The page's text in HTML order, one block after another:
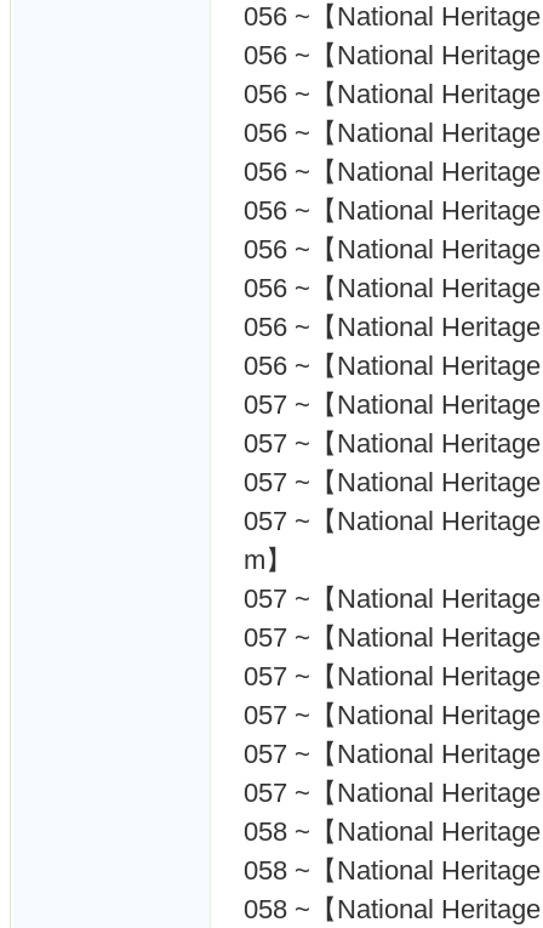
056 ~【National
056 ~【National
056 ~【National
056 ~【National
056 ~【National
056 ~【National
056 ~【National
056 ~【National
056 ~【National
056 ~【National
057 ~【National
057 ~【National
057 ~【National
057 ~【National
m】
057 ~【National
057 ~【National
057 ~【National
057 ~【National
057 ~【National
057 ~【National
058 ~【National
058 ~【National
058 ~【National